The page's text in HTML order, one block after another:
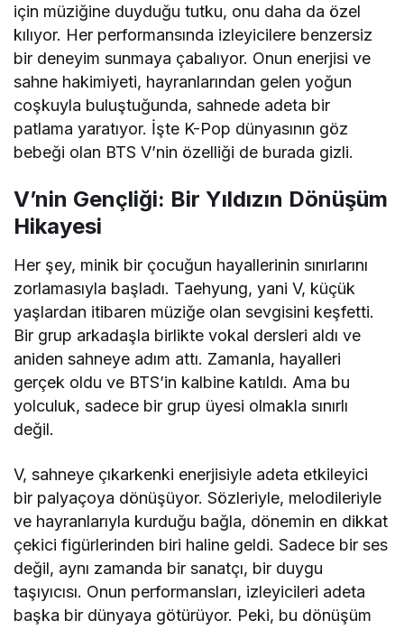
için müziğine duyduğu tutku, onu daha da özel
kılıyor. Her performansında izleyicilere benzersiz
bir deneyim sunmaya çabalıyor. Onun enerjisi ve
sahne hakimiyeti, hayranlarından gelen yoğun
coşkuyla buluştuğunda, sahnede adeta bir
patlama yaratıyor. İşte K-Pop dünyasının göz
bebeği olan BTS V’nin özelliği de burada gizli.
V’nin Gençliği: Bir Yıldızın Dönüşüm
Hikayesi
Her şey, minik bir çocuğun hayallerinin sınırlarını
zorlamasıyla başladı. Taehyung, yani V, küçük
yaşlardan itibaren müziğe olan sevgisini keşfetti.
Bir grup arkadaşla birlikte vokal dersleri aldı ve
aniden sahneye adım attı. Zamanla, hayalleri
gerçek oldu ve BTS’in kalbine katıldı. Ama bu
yolculuk, sadece bir grup üyesi olmakla sınırlı
değil.
V, sahneye çıkarkenki enerjisiyle adeta etkileyici
bir palyaçoya dönüşüyor. Sözleriyle, melodileriyle
ve hayranlarıyla kurduğu bağla, dönemin en dikkat
çekici figürlerinden biri haline geldi. Sadece bir ses
değil, aynı zamanda bir sanatçı, bir duygu
taşıyıcısı. Onun performansları, izleyicileri adeta
başka bir dünyaya götürüyor. Peki, bu dönüşüm